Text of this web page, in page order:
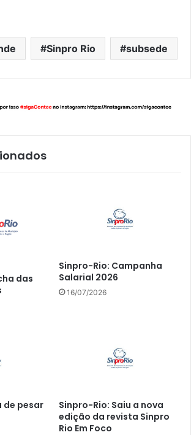
Sinpro Rio subsede
das
Sinpro-Rio: Campanha
Salarial 2026
16/07/2026
de pesar
Sinpro-Rio: Saiu a nova
edição da revista Sinpro
Rio Em Foco